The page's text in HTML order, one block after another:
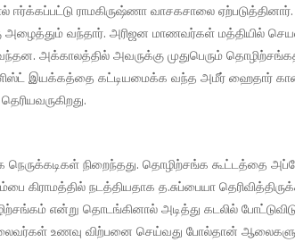
அழைத்தும் வந்தார். அரிஜன மாணவர்கள் மத்தியில்
அக்காலத்தில் அவருக்கு முதுபெரும் தொழிற்சங்கத்
இயக்கத்தை கட்டியமைக்க வந்த அமீர் ஹைதார்
கிராமத்தில் நடத்தியதாக த.சுப்பையா
என்று தொடங்கினால் அடித்து கடலில்
உணவு விற்பனை செய்வது போல்தான்